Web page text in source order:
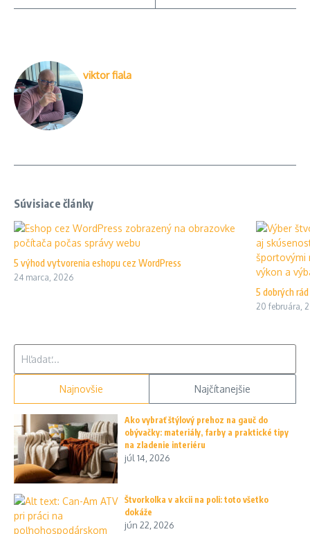
viktor fiala
Súvisiace články
5 výhod vytvorenia eshopu cez WordPress
24 marca, 2026
5 dobrých
20 februára,
Najnovšie Najčítanejšie
Ako vybrať štýlový prehoz na gauč do
obývačky: materiály, farby a praktické tipy
na zladenie interiéru
júl 14, 2026
Štvorkolka v akcii na poli: toto všetko
dokáže
jún 22, 2026